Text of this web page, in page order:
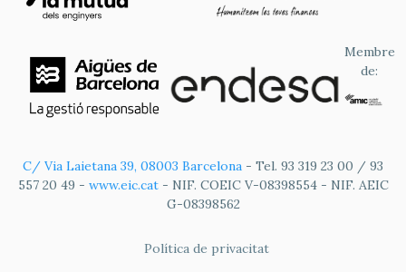
Membre
de:
C/ Via Laietana 39, 08003 Barcelona - Tel. 93 319 23 00 / 93
557 20 49 - www.eic.cat- NIF. COEIC V-08398554 - NIF. AEIC
G-08398562
Política de privacitat